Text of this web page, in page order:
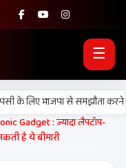
☰
के लिए भाजपा से समझौता करने
Gadget : ज्यादा लैपटॉप-
है ये बीमारी